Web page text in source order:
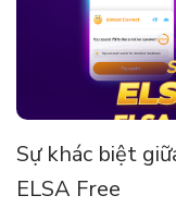
Sự khác biệt
ELSA Free